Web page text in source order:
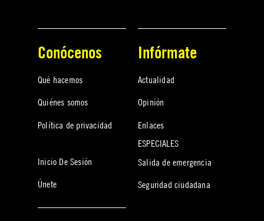
Conócenos
Qué hacemos
Quiénes somos
Política de privacidad
Inicio De Sesión
Únete
Infórmate
Actualidad
Opinión
Enlaces
ESPECIALES
Salida de emergencia
Seguridad ciudadana